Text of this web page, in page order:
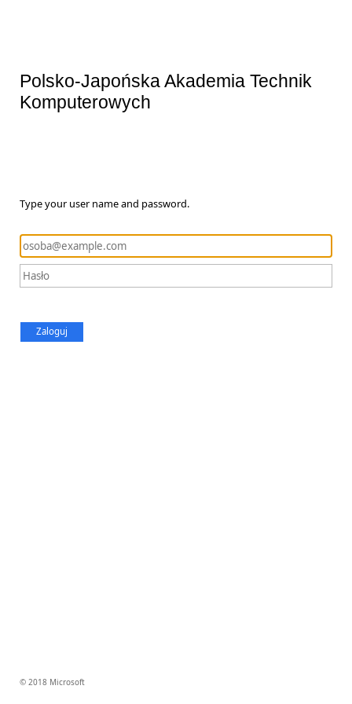
Polsko-Japońska Akademia Technik
Komputerowych
Type your user name and password.
Zaloguj
© 2018 Microsoft